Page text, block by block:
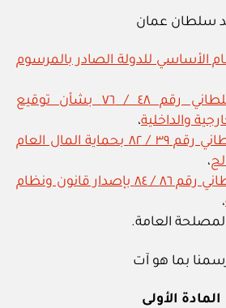
سلطان عمان
الأساسي للدولة الصادر بالمرسوم
المرسوم السلطاني رقم ٤٨ / ٧٦ بشأن توقيع
والداخلية،
المرسوم السلطاني رقم ٣٩ / ٨٢ بحماية المال العام
،
المرسوم السلطاني رقم ٨٦ / ٨٤ بإصدار قانون ونظام
،
العامة.
بما هو آت
المادة الأولى